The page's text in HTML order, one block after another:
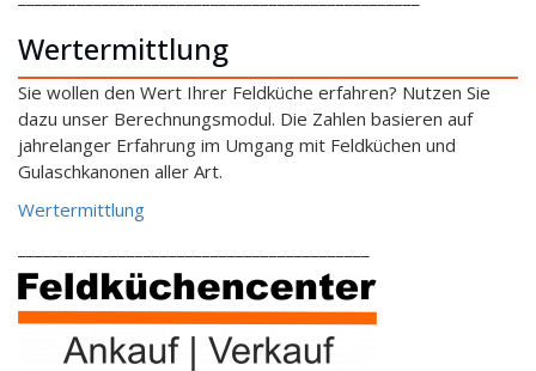
Wertermittlung
Sie wollen den Wert Ihrer Feldküche erfahren? Nutzen Sie
dazu unser Berechnungsmodul. Die Zahlen basieren auf
jahrelanger Erfahrung im Umgang mit Feldküchen und
Gulaschkanonen aller Art.
Wertermittlung